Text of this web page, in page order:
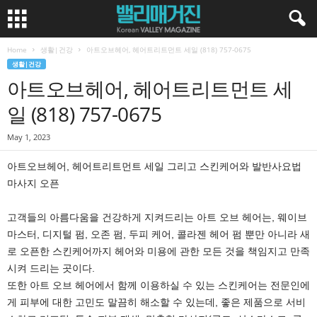
Home 생활|건강 아트오브헤어, 헤어트리트먼트 세일 (818) 757-0675
생활|건강
아트오브헤어, 헤어트리트먼트 세
일 (818) 757-0675
May 1, 2023
아트오브헤어, 헤어트리트먼트 세일 그리고 스킨케어와 발반사요법
마사지 오픈
고객들의 아름다움을 건강하게 지켜드리는 아트 오브 헤어는, 웨이브
마스터, 디지털 펌, 오존 펌, 두피 케어, 콜라젠 헤어 펌 뿐만 아니라 새
로 오픈한 스킨케어까지 헤어와 미용에 관한 모든 것을 책임지고 만족
시켜 드리는 곳이다.
또한 아트 오브 헤어에서 함께 이용하실 수 있는 스킨케어는 전문인에
게 피부에 대한 고민도 말끔히 해소할 수 있는데, 좋은 제품으로 서비